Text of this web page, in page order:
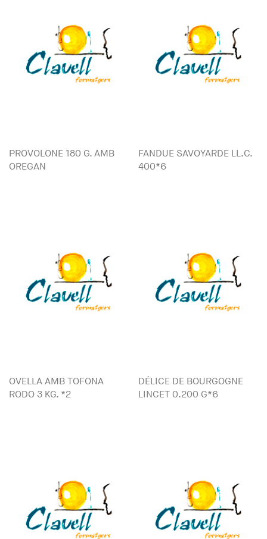
PROVOLONE 180 G. AMB
OREGAN
FANDUE SAVOYARDE LL.C.
400*6
OVELLA AMB TOFONA
RODO 3 KG. *2
DÉLICE DE BOURGOGNE
LINCET 0.200 G*6